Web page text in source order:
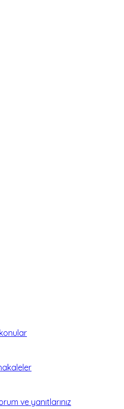
konular
ve yanıtlarınız